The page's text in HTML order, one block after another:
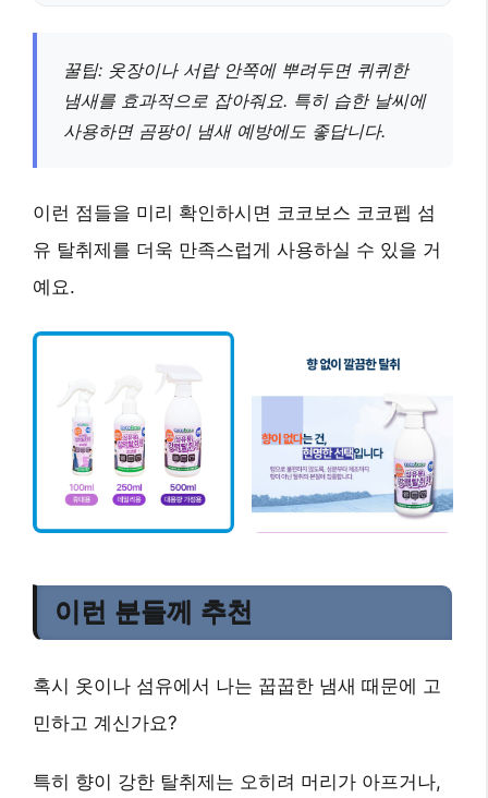
꿀팁: 옷장이나 서랍 안쪽에 뿌려두면 퀴퀴한
냄새를 효과적으로 잡아줘요. 특히 습한 날씨에
사용하면 곰팡이 냄새 예방에도 좋답니다.
이런 점들을 미리 확인하시면 코코보스 코코펩 섬
유 탈취제를 더욱 만족스럽게 사용하실 수 있을 거
예요.
이런 분들께 추천
혹시 옷이나 섬유에서 나는 꿉꿉한 냄새 때문에 고
민하고 계신가요?
특히 향이 강한 탈취제는 오히려 머리가 아프거나,